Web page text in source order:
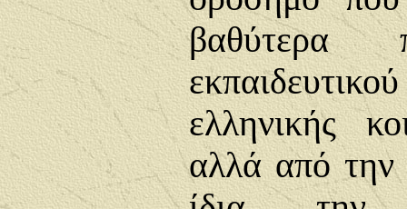
βαθύτερα
ελληνικής
αλλά από την